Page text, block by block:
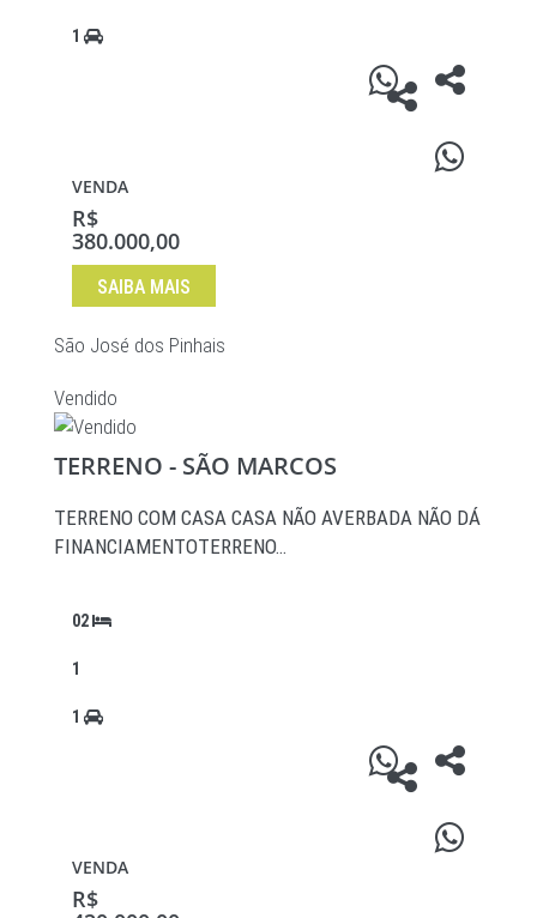
1
VENDA
R$
380.000,00
SAIBA MAIS
São José dos Pinhais
Vendido
TERRENO - SÃO MARCOS
TERRENO COM CASA CASA NÃO AVERBADA NÃO DÁ
FINANCIAMENTOTERRENO…
02
1
1
VENDA
R$